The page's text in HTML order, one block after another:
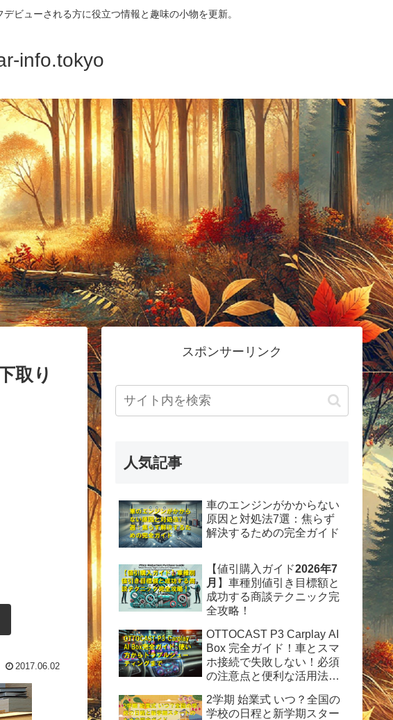
ビューされる方に役立つ情報と趣味の小物を更新。
info.tokyo
取り
2017.06.02
スポンサーリンク
人気記事
車のエンジンがかからない
原因と対処法7選：焦らず
解決するための完全ガイド
【値引購入ガイド2026年7
月 】車種別値引き目標額と
成功する商談テクニック完
全攻略！
OTTOCAST P3 Carplay AI
Box 完全ガイド！車とスマ
ホ接続で失敗しない！必須
の注意点と便利な活用法を
2学期 始業式 いつ？全国の
学校の日程と新学期スター